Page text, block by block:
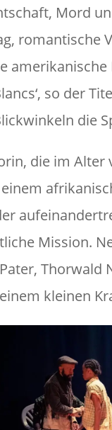
Mord
romantische
so der
die
die im Alter
Mission.
Thorwald
kleinen